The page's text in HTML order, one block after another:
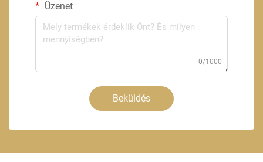
Üzenet
0/1000
Beküldés